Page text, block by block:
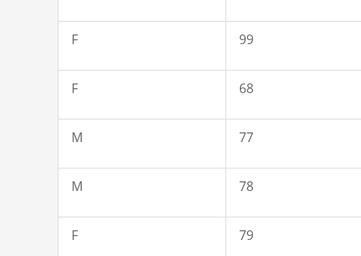
F 99
F 68
M 77
M 78
F 79